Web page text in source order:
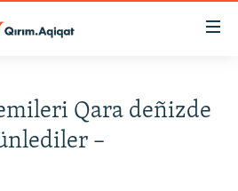
Qara deñizde
–